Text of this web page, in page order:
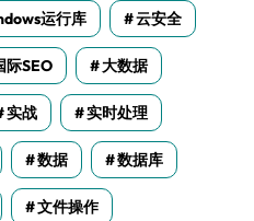
运行库 云安全
际SEO 大数据
实战 实时处理
数据 数据库
文件操作